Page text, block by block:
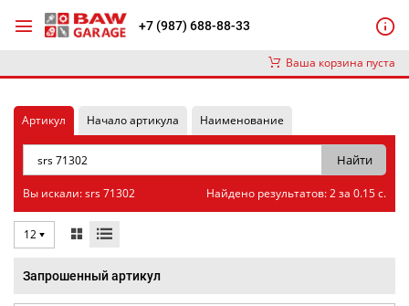
+7 (987) 688-88-33
Ваша корзина пуста
Артикул Начало артикула Наименование
Вы искали: srs 71302 Найдено результатов: 2 за 0.15 с.
12
Запрошенный артикул